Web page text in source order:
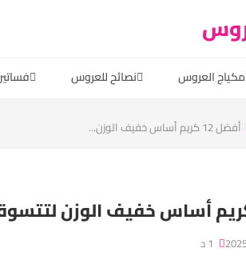
مكياج العروس نصائح للعروس
أفضل 12 كريم أساس خفيف الوزن...